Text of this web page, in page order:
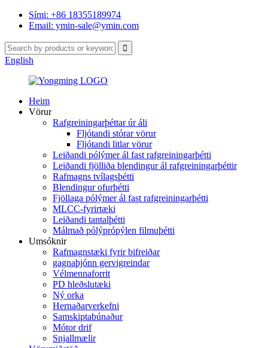
Sími: +86 18355189974
Email: ymin-sale@ymin.com
English
Heim
Vörur
Rafgreiningarþéttar úr áli
Fljótandi stórar vörur
Fljótandi litlar vörur
Leiðandi pólýmer ál fast rafgreiningarþétti
Leiðandi fjölliða blendingur ál rafgreiningarþéttir
Rafmagns tvílagsþétti
Blendingur ofurþétti
Fjöllaga pólýmer ál fast rafgreiningarþétti
MLCC-fyrirtæki
Leiðandi tantalþétti
Málmað pólýprópýlen filmuþétti
Umsóknir
Rafmagnstæki fyrir bifreiðar
gagnaþjónn gervigreindar
Vélmennaforrit
PD hleðslutæki
Ný orka
Hernaðarverkefni
Samskiptabúnaður
Mótor drif
Snjallmælir